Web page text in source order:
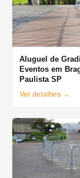
Aluguel de
Eventos em
Paulista SP
Ver detalhes →